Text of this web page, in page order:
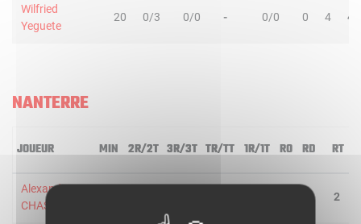
Wilfried
Yeguete
20 0/3 0/0 - 0/0 0 4 4
NANTERRE
JOUEUR MIN 2R/2T 3R/3T TR/TT 1R/1T RO RD RT
Alexandre
CHASSANG
2